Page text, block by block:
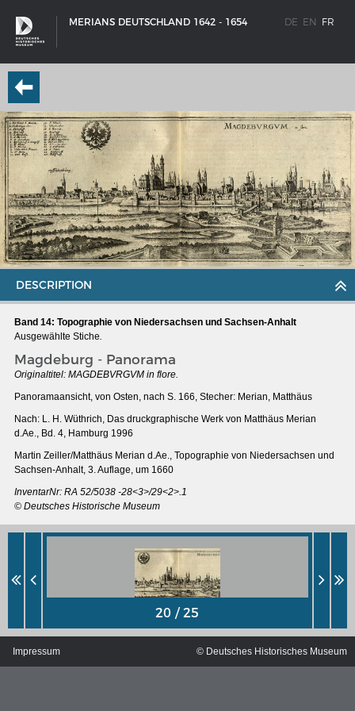
MERIANS DEUTSCHLAND 1642 - 1654 DE EN FR
Entwicklungen im europäischen Schiffbau
MERIANS DEUTSCHLAND 1642 - 1654
Interaktive Karte
DESCRIPTION
Band 14: Topographie von Niedersachsen und Sachsen-Anhalt
Ausgewählte Stiche.
Magdeburg - Panorama
Originaltitel: MAGDEBVRGVM in flore.
Panoramaansicht, von Osten, nach S. 166, Stecher: Merian, Matthäus
Nach: L. H. Wüthrich, Das druckgraphische Werk von Matthäus Merian
d.Ae., Bd. 4, Hamburg 1996
Martin Zeiller/Matthäus Merian d.Ae., Topographie von Niedersachsen und
Sachsen-Anhalt, 3. Auflage, um 1660
InventarNr: RA 52/5038 -28<3>/29<2>.1
© Deutsches Historische Museum
Impressum © Deutsches Historisches Museum